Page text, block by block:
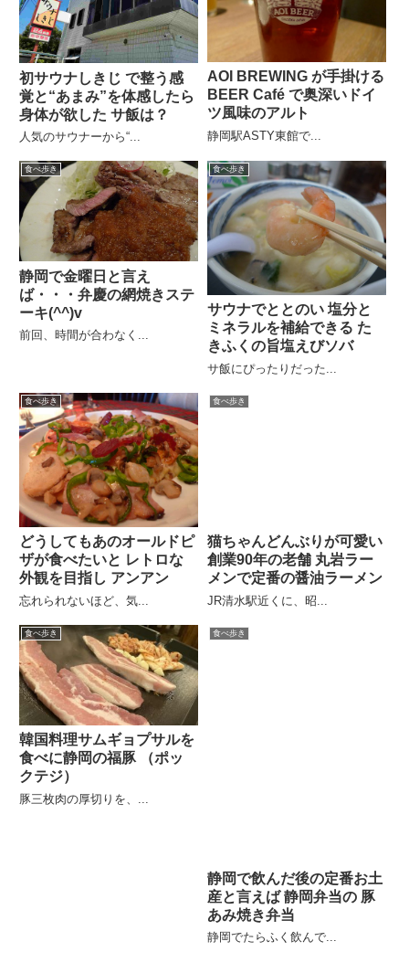
初サウナしきじ で整う感
覚と“あまみ”を体感したら
身体が欲した サ飯は？
人気のサウナーから“...
AOI BREWING が手掛ける
BEER Café で奥深いドイ
ツ風味のアルト
静岡駅ASTY東館で...
食べ歩き
静岡で金曜日と言え
ば・・・弁慶の網焼きステ
ーキ(^^)v
前回、時間が合わなく...
食べ歩き
サウナでととのい 塩分と
ミネラルを補給できる た
きふくの旨塩えびソバ
サ飯にぴったりだった...
食べ歩き
どうしてもあのオールドピ
ザが食べたいと レトロな
外観を目指し アンアン
忘れられないほど、気...
食べ歩き
猫ちゃんどんぶりが可愛い
創業90年の老舗 丸岩ラー
メンで定番の醤油ラーメン
JR清水駅近くに、昭...
食べ歩き
韓国料理サムギョプサルを
食べに静岡の福豚 （ポッ
クテジ）
豚三枚肉の厚切りを、...
食べ歩き
静岡で飲んだ後の定番お土
産と言えば 静岡弁当の 豚
あみ焼き弁当
静岡でたらふく飲んで...